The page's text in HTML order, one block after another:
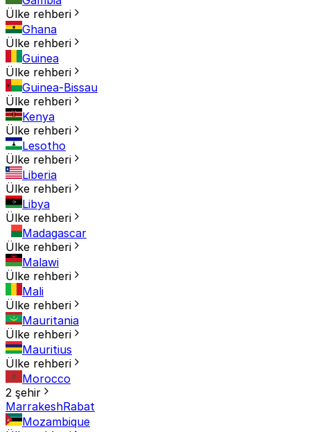
Ülke rehberi
Ghana
Ülke rehberi
Guinea
Ülke rehberi
Guinea-Bissau
Ülke rehberi
Kenya
Ülke rehberi
Lesotho
Ülke rehberi
Liberia
Ülke rehberi
Libya
Ülke rehberi
Madagascar
Ülke rehberi
Malawi
Ülke rehberi
Mali
Ülke rehberi
Mauritania
Ülke rehberi
Mauritius
Ülke rehberi
Morocco
2 şehir
MarrakeshRabat
Mozambique